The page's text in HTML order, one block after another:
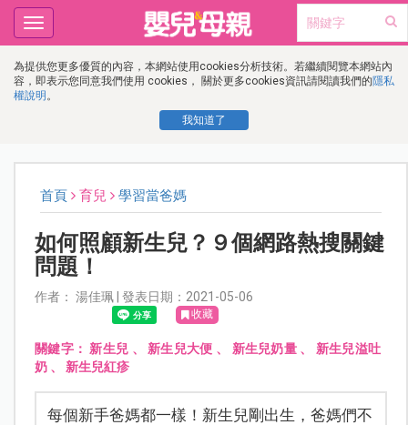
為提供您更多優質的內容，本網站使用cookies分析技術。若繼續閱覽本網站內
容，即表示您同意我們使用 cookies， 關於更多cookies資訊請閱讀我們的隱私
權說明 。
我知道了
Toggle
navigation
首頁 育兒 學習當爸媽
如何照顧新生兒？９個網路熱搜關鍵
問題！
作者： 湯佳珮 | 發表日期：2021-05-06
收藏
關鍵字： 新生兒 、 新生兒大便 、 新生兒奶量 、 新生兒溢吐
奶、 新生兒紅疹
每個新手爸媽都一樣！新生兒剛出生，爸媽們不